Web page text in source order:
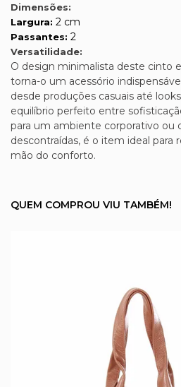
Dimensões:
Largura: 2 cm
Passantes: 2
Versatilidade:
O design minimalista deste cinto
torna-o um acessório
desde produções casuais até
equilíbrio perfeito entre
para um ambiente corporativo ou
descontraídas, é o item ideal para
mão do conforto.
QUEM COMPROU VIU TAMBÉM!